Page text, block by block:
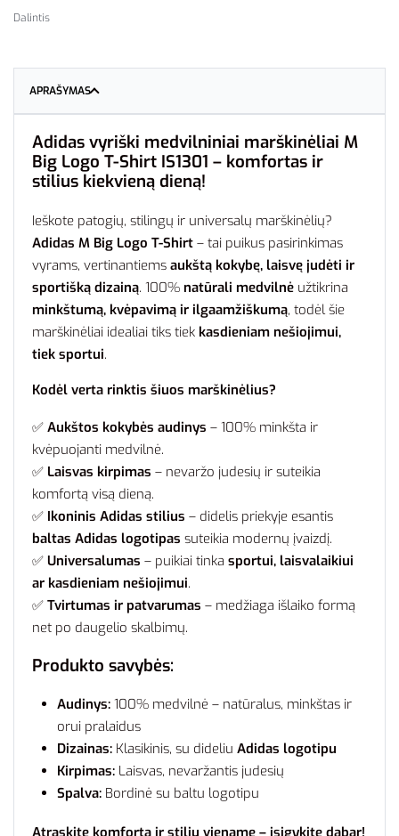
Dalintis
APRAŠYMAS
Adidas vyriški medvilniniai marškinėliai M
Big Logo T-Shirt IS1301 – komfortas ir
stilius kiekvieną dieną!
Ieškote patogių, stilingų ir universalų marškinėlių?
Adidas M Big Logo T-Shirt – tai puikus pasirinkimas
vyrams, vertinantiems aukštą kokybę, laisvę judėti ir
sportišką dizainą. 100% natūrali medvilnė užtikrina
minkštumą, kvėpavimą ir ilgaamžiškumą, todėl šie
marškinėliai idealiai tiks tiek kasdieniam nešiojimui,
tiek sportui.
Kodėl verta rinktis šiuos marškinėlius?
✅ Aukštos kokybės audinys – 100% minkšta ir
kvėpuojanti medvilnė.
✅ Laisvas kirpimas – nevaržo judesių ir suteikia
komfortą visą dieną.
✅ Ikoninis Adidas stilius – didelis priekyje esantis
baltas Adidas logotipas suteikia modernų įvaizdį.
✅ Universalumas – puikiai tinka sportui, laisvalaikiui
ar kasdieniam nešiojimui.
✅ Tvirtumas ir patvarumas – medžiaga išlaiko formą
net po daugelio skalbimų.
Produkto savybės:
Audinys: 100% medvilnė – natūralus, minkštas ir
orui pralaidus
Dizainas: Klasikinis, su dideliuAdidas logotipu
Kirpimas: Laisvas, nevaržantis judesių
Spalva: Bordinė su baltu logotipu